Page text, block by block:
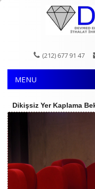
(212) 677 91 47
MENU
Dikişsiz Yer Kaplama